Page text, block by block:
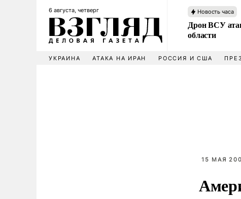
6 августа, четверг Новость часа
Дрон ВСУ
области
УКРАИНА АТАКА НА ИРАН РОССИЯ И США
15 МАЯ